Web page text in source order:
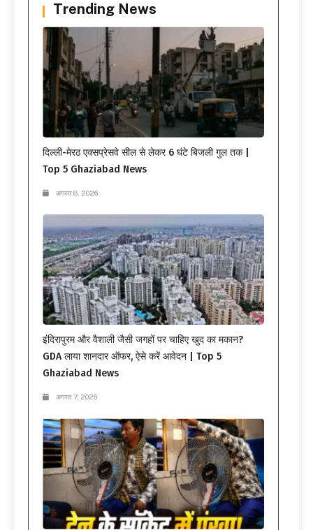
Trending News
दिल्ली-मेरठ एक्सप्रेसवे सील से लेकर 6 घंटे बिजली गुल तक |
Top 5 Ghaziabad News
अगस्त 8, 2026
इंदिरापुरम और वैशाली जैसी जगहों पर चाहिए खुद का मकान?
GDA लाया शानदार ऑफर, ऐसे करें आवेदन | Top 5
Ghaziabad News
अगस्त 7, 2026